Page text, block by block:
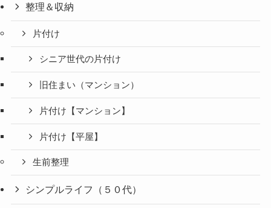
整理＆収納
片付け
シニア世代の片付け
旧住まい（マンション）
片付け【マンション】
片付け【平屋】
生前整理
シンプルライフ（５０代）